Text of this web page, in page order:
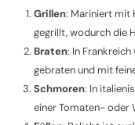
Grillen: Mariniert mit
gegrillt, wodurch die
Braten: In
gebraten und mit
Schmoren: In
einer Tomaten- oder